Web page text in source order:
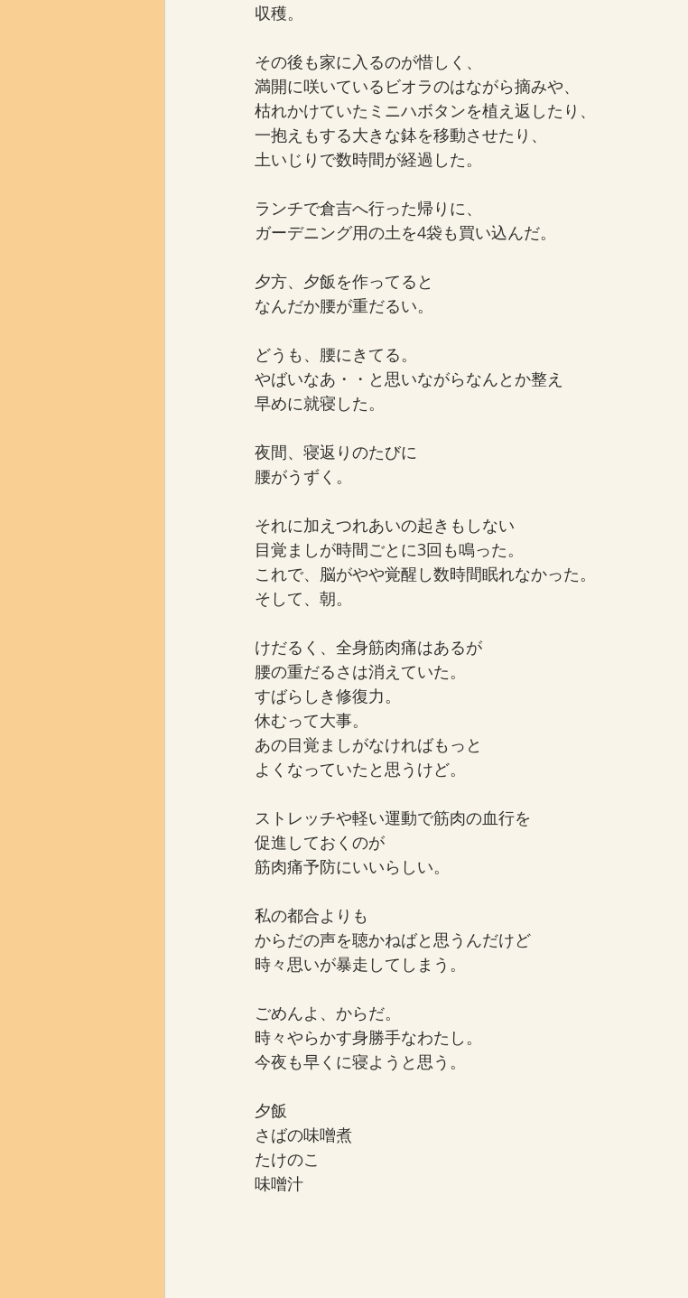
収穫。
その後も家に入るのが惜しく、
満開に咲いているビオラのはながら摘みや、
枯れかけていたミニハボタンを植え返したり、
一抱えもする大きな鉢を移動させたり、
土いじりで数時間が経過した。
ランチで倉吉へ行った帰りに、
ガーデニング用の土を4袋も買い込んだ。
夕方、夕飯を作ってると
なんだか腰が重だるい。
どうも、腰にきてる。
やばいなあ・・と思いながらなんとか整え
早めに就寝した。
夜間、寝返りのたびに
腰がうずく。
それに加えつれあいの起きもしない
目覚ましが時間ごとに3回も鳴った。
これで、脳がやや覚醒し数時間眠れなかった。
そして、朝。
けだるく、全身筋肉痛はあるが
腰の重だるさは消えていた。
すばらしき修復力。
休むって大事。
あの目覚ましがなければもっと
よくなっていたと思うけど。
ストレッチや軽い運動で筋肉の血行を
促進しておくのが
筋肉痛予防にいいらしい。
私の都合よりも
からだの声を聴かねばと思うんだけど
時々思いが暴走してしまう。
ごめんよ、からだ。
時々やらかす身勝手なわたし。
今夜も早くに寝ようと思う。
夕飯
さばの味噌煮
たけのこ
味噌汁